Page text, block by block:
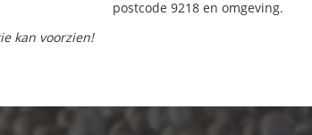
kan voorzien!
postcode 9218 en omgeving.